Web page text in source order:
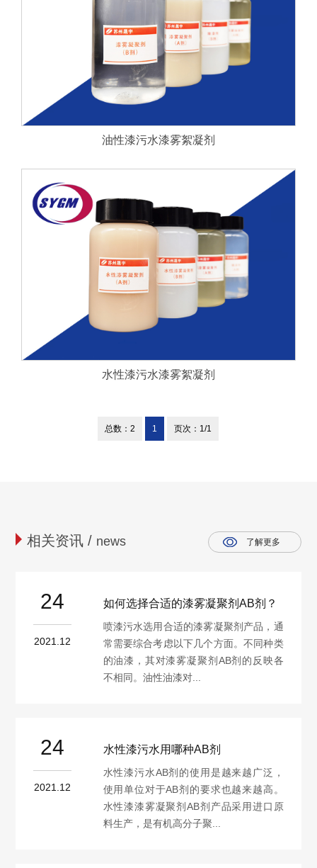
油性漆污水漆雾絮凝剂
水性漆污水漆雾絮凝剂
总数：2 1 页次：1/1
相关资讯 / news 了解更多
24
2021.12
如何选择合适的漆雾凝聚剂AB剂？
喷漆污水选用合适的漆雾凝聚剂产品，通
常需要综合考虑以下几个方面。不同种类
的油漆，其对漆雾凝聚剂AB剂的反映各
不相同。油性油漆对...
24
2021.12
水性漆污水用哪种AB剂
水性漆污水AB剂的使用是越来越广泛，
使用单位对于AB剂的要求也越来越高。
水性漆漆雾凝聚剂AB剂产品采用进口原
料生产，是有机高分子聚...